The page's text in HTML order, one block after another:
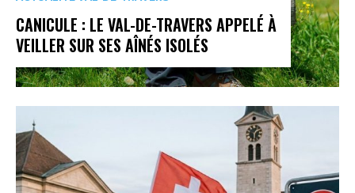
CANICULE : LE VAL-DE-TRAVERS APPELÉ À
VEILLER SUR SES AÎNÉS ISOLÉS